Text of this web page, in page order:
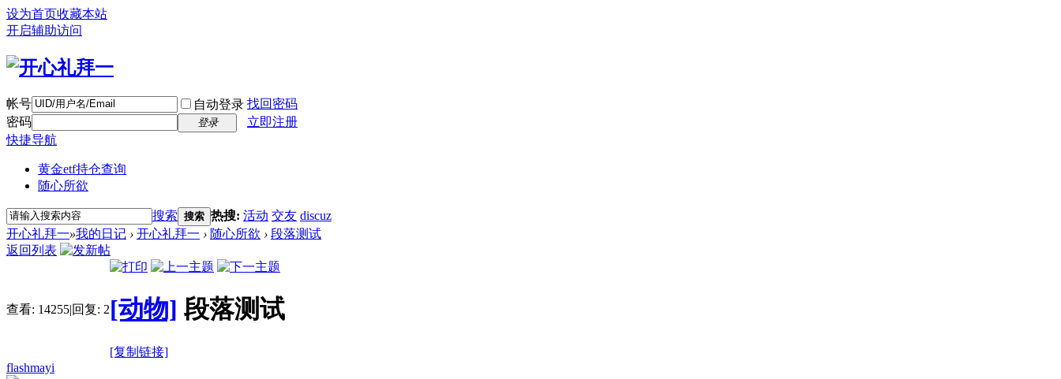
设为首页收藏本站
开启辅助访问
帐号 自动登录 找回密码
密码
登录
立即注册
快捷导航
黄金etf持仓查询
随心所欲
搜索 搜索 热搜: 活动 交友 discuz
开心礼拜一»我的日记 › 开心礼拜一 › 随心所欲 › 段落测试
返回列表
查看: 14255|回复: 2[动物] 段落测试
[复制链接]
flashmayi